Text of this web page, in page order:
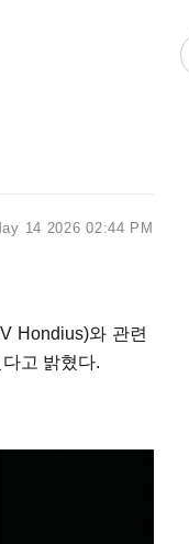
14 2026 02:44 PM
Hondius)와 관련
고 밝혔다.